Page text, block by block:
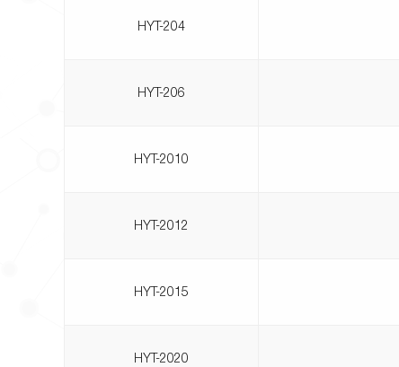
HYT-204
HYT-206
HYT-2010
HYT-2012
HYT-2015
HYT-2020